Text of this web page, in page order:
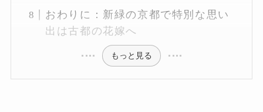
おわりに：新緑の京都で特別な思い
出は古都の花嫁へ
もっと見る